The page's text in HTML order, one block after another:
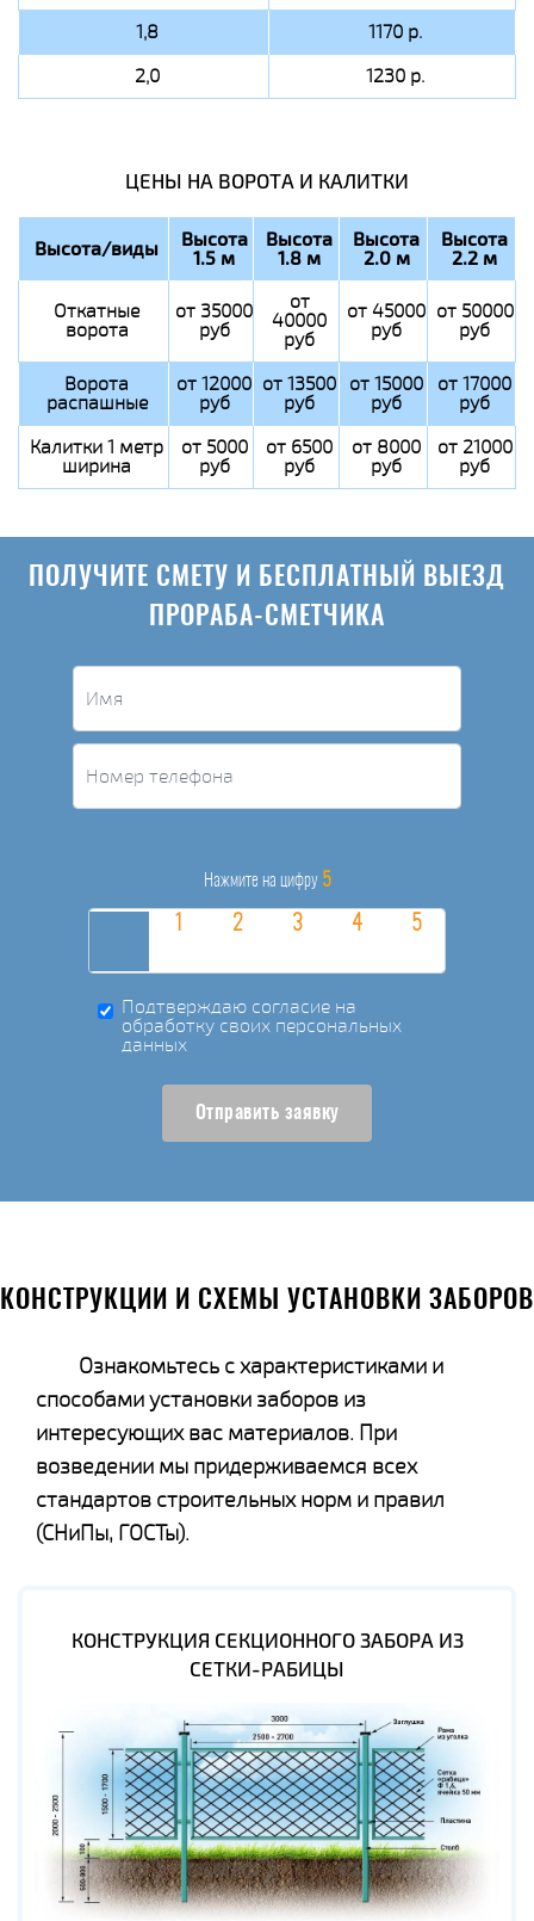
1,8
1170 р.
2,0
1230 р.
ЦЕНЫ НА ВОРОТА И КАЛИТКИ
Высота/виды Высота
1.5 м
Высота
1.8 м
Высота
2.0 м
Высота
2.2 м
Откатные
ворота
от 35000
руб
от
40000
руб
от 45000
руб
от 50000
руб
Ворота
распашные
от 12000
руб
от 13500
руб
от 15000
руб
от 17000
руб
Калитки 1 метр
ширина
от 5000
руб
от 6500
руб
от 8000
руб
от 21000
руб
ПОЛУЧИТЕ СМЕТУ И БЕСПЛАТНЫЙ ВЫЕЗД
ПРОРАБА-СМЕТЧИКА
Нажмите на цифру 5
Подтверждаю согласие на
обработку своих персональных
данных
Отправить заявку
КОНСТРУКЦИИ И СХЕМЫ УСТАНОВКИ ЗАБОРОВ
Ознакомьтесь с характеристиками и
способами установки заборов из
интересующих вас материалов. При
возведении мы придерживаемся всех
стандартов строительных норм и правил
(СНиПы, ГОСТы).
КОНСТРУКЦИЯ СЕКЦИОННОГО ЗАБОРА ИЗ
СЕТКИ-РАБИЦЫ